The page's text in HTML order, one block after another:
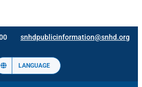
snhdpublicinformation@snhd.org
LANGUAGE